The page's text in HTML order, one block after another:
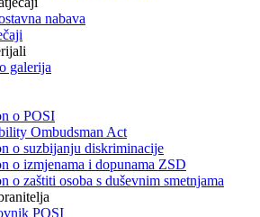
nabava
galerija
o POSI
Ombudsman Act
o suzbijanju diskriminacije
o izmjenama i dopunama ZSD
o zaštiti osoba s duševnim smetnjama
POSI